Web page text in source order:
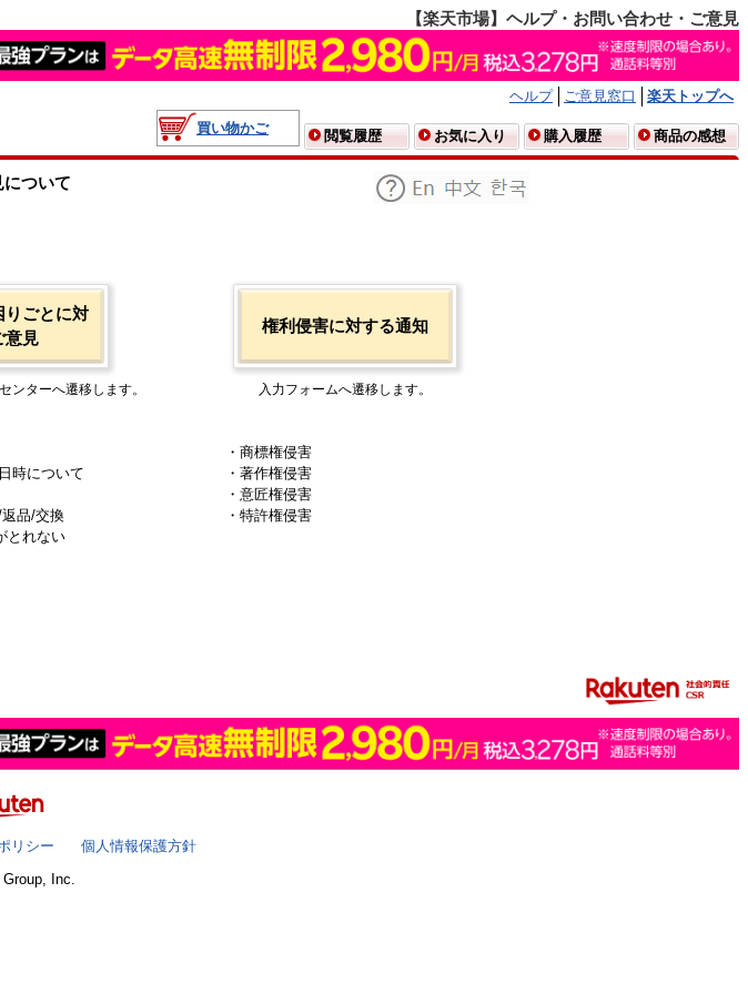
【楽天市場】ヘルプ・お問い合わせ・ご意見
ヘルプ ご意見窓口
楽天トップへ
買い物かご
閲覧履歴 お気に入り 購入履歴 商品の感想
ついて
りごとに対
意見
ンターへ遷移します。
時について
返品/交換
とれない
権利侵害に対する通知
入力フォームへ遷移します。
・商標権侵害
・著作権侵害
・意匠権侵害
・特許権侵害
リシー
個人情報保護方針
Inc.